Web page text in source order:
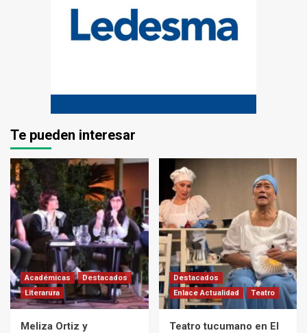
Te pueden interesar
Académicas
Destacados
Literarura
Meliza Ortiz y
Destacados
Enlace Actualidad
Teatro
Teatro tucumano en El